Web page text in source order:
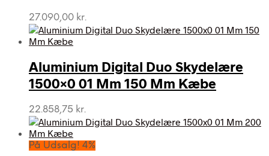
27.090,00 kr.
Aluminium Digital Duo Skydelære
1500×0 01 Mm 150 Mm Kæbe
22.858,75 kr.
På Udsalg! 4%